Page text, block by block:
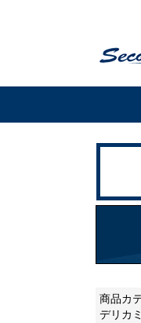
商品カ
デリカ